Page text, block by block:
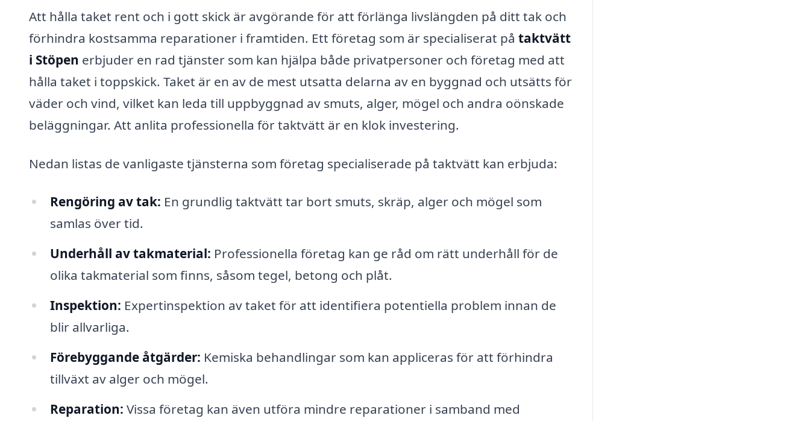
Att hålla taket rent och i gott skick är avgörande för att förlänga livslängden på ditt tak och
förhindra kostsamma reparationer i framtiden. Ett företag som är specialiserat på taktvätt
i Stöpen erbjuder en rad tjänster som kan hjälpa både privatpersoner och företag med att
hålla taket i toppskick. Taket är en av de mest utsatta delarna av en byggnad och utsätts för
väder och vind, vilket kan leda till uppbyggnad av smuts, alger, mögel och andra oönskade
beläggningar. Att anlita professionella för taktvätt är en klok investering.
Nedan listas de vanligaste tjänsterna som företag specialiserade på taktvätt kan erbjuda:
Rengöring av tak: En grundlig taktvätt tar bort smuts, skräp, alger och mögel som
samlas över tid.
Underhåll av takmaterial: Professionella företag kan ge råd om rätt underhåll för de
olika takmaterial som finns, såsom tegel, betong och plåt.
Inspektion: Expertinspektion av taket för att identifiera potentiella problem innan de
blir allvarliga.
Förebyggande åtgärder: Kemiska behandlingar som kan appliceras för att förhindra
tillväxt av alger och mögel.
Reparation: Vissa företag kan även utföra mindre reparationer i samband med